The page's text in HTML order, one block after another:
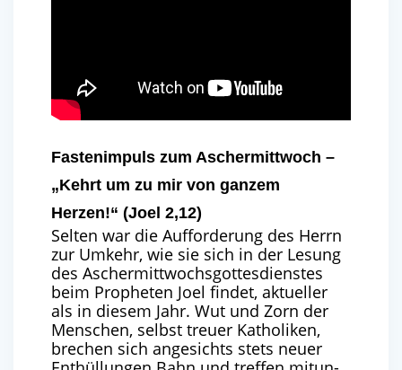
Fastenimpuls zum Aschermittwoch –
„Kehrt um zu mir von ganzem
Herzen!“ (Joel 2,12)
Sel­ten war die Auf­for­de­rung des Herrn
zur Umkehr, wie sie sich in der Lesung
des Ascher­mitt­wochs­got­tes­diens­tes
beim Pro­phe­ten Joel fin­det, aktu­el­ler
als in die­sem Jahr. Wut und Zorn der
Men­schen, selbst treu­er Katho­li­ken,
bre­chen sich ange­sichts stets neu­er